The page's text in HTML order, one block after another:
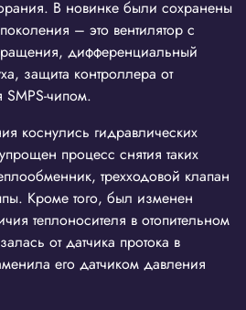
В новинке были сохранены
– это вентилятор с
дифференциальный
защита контроллера от
чипом.
коснулись гидравлических
процесс снятия таких
трехходовой клапан
Кроме того, был изменен
теплоносителя в отопительном
от датчика протока в
его датчиком давления